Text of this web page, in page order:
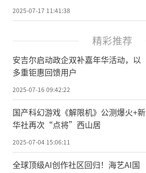
2025-07-17 11:41:38
精彩推荐
安吉尔启动政企双补嘉年华活动，以
多重钜惠回馈用户
2025-07-16 09:42:22
国产科幻游戏《解限机》公测爆火+新
华社再次“点将”西山居
2025-07-04 15:06:11
全球顶级AI创作社区回归！海艺AI国